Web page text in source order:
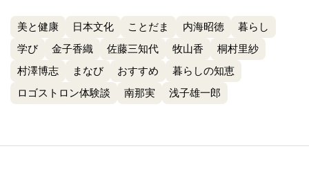
美と健康 日本文化 ことだま 内海昭徳
暮らし
学び
金子香織 佐藤三知代 牧山香
桐村里紗
村澤博志
まなび おすすめ
暮らしの知恵
ロゴストロン体験談
南那実 浅子雄一郎